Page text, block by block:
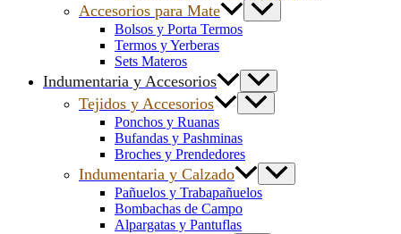
Accesorios para Mate
Bolsos y Porta Termos
Termos y Yerberas
Sets Materos
Indumentaria y Accesorios
Tejidos y Accesorios
Ponchos y Ruanas
Bufandas y Pashminas
Broches y Prendedores
Indumentaria y Calzado
Pañuelos y Trabapañuelos
Bombachas de Campo
Alpargatas y Pantuflas